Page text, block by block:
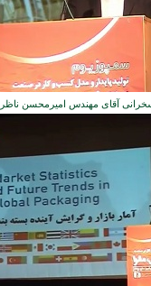
آقای مهندس امیرمحسن